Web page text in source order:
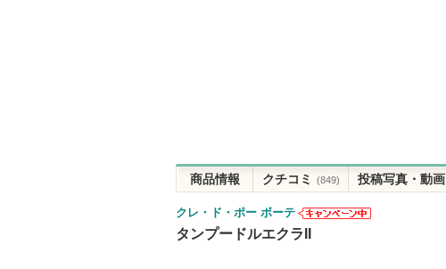
商品情報 クチコミ (849) 投稿写真・動画
クレ・ド・ポー ボーテ
クレ・ド・ポ
タンプードルエクラII